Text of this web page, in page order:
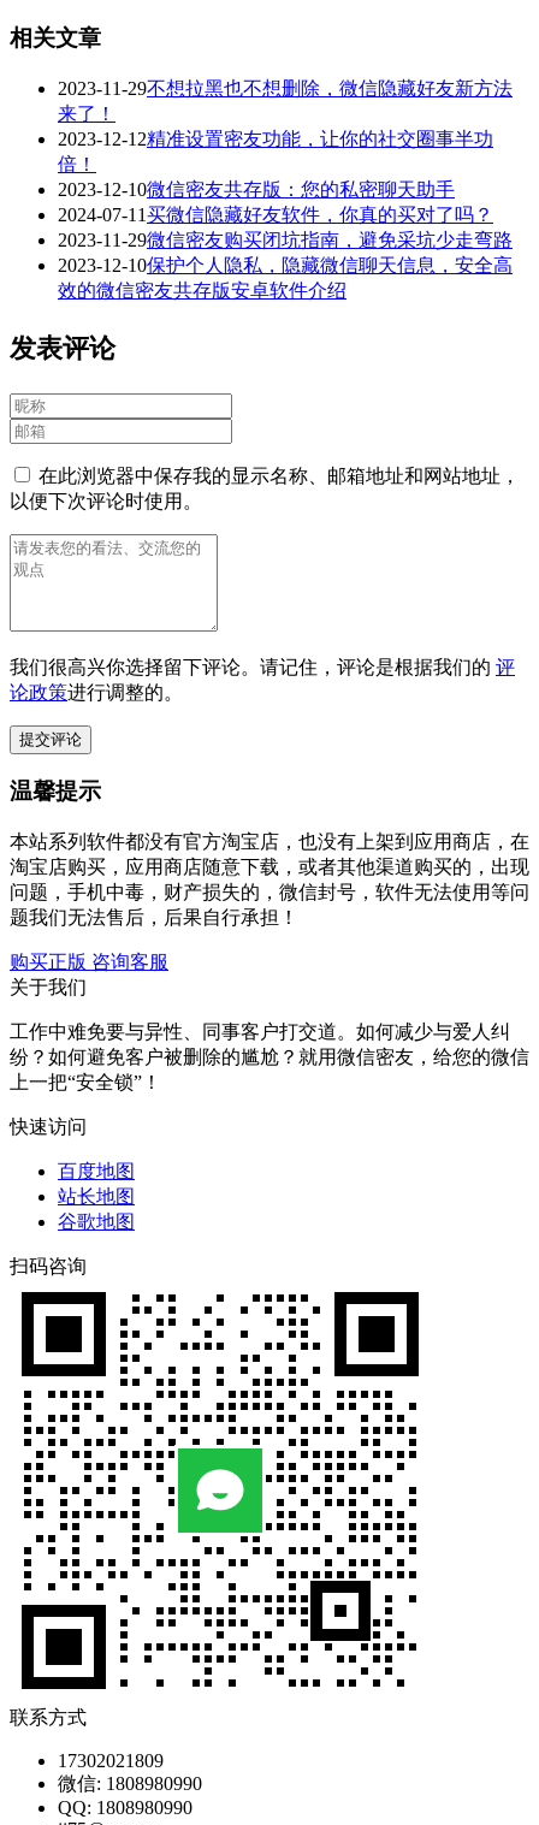
相关文章
2023-11-29不想拉黑也不想删除，微信隐藏好友新方法
来了！
2023-12-12精准设置密友功能，让你的社交圈事半功
倍！
2023-12-10微信密友共存版：您的私密聊天助手
2024-07-11买微信隐藏好友软件，你真的买对了吗？
2023-11-29微信密友购买闭坑指南，避免采坑少走弯路
2023-12-10保护个人隐私，隐藏微信聊天信息，安全高
效的微信密友共存版安卓软件介绍
发表评论
在此浏览器中保存我的显示名称、邮箱地址和网站地址，
以便下次评论时使用。
我们很高兴你选择留下评论。请记住，评论是根据我们的 评
论政策进行调整的。
温馨提示
本站系列软件都没有官方淘宝店，也没有上架到应用商店，在
淘宝店购买，应用商店随意下载，或者其他渠道购买的，出现
问题，手机中毒，财产损失的，微信封号，软件无法使用等问
题我们无法售后，后果自行承担！
购买正版 咨询客服
关于我们
工作中难免要与异性、同事客户打交道。如何减少与爱人纠
纷？如何避免客户被删除的尴尬？就用微信密友，给您的微信
上一把“安全锁”！
快速访问
百度地图
站长地图
谷歌地图
扫码咨询
联系方式
17302021809
微信: 1808980990
QQ: 1808980990